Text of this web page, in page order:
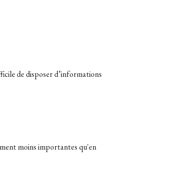
de disposer d’informations
moins importantes qu'en